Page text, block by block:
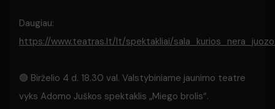
Daugiau:
https://www.teatras.lt/lt/spektakliai/
🟢 Birželio 4 d. 18.30 val. Valstybiniame jaunimo teatre
vyks Adomo Juškos spektaklis „Miego brolis“.